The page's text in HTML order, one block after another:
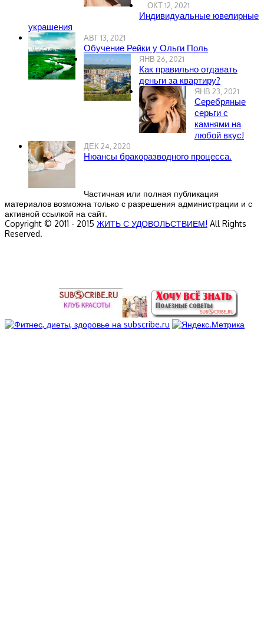
ОКТ 12, 2021
Индивидуальные ювелирные
украшения
АВГ 13, 2021
Обучение Рейки у Ольги Поль
ЯНВ 26, 2021
Как правильно отдавать
деньги за квартиру?
ЯНВ 23, 2021
Серебряные
серьги с
камнями на
любой вкус!
ДЕК 24, 2020
Нюансы бракоразводного процесса.
Частичная или полная публикация
материалов возможна только с разрешения администрации и с
активной ссылкой на сайт.
Copyright © 2011 - 2015 ЖИТЬ С УДОВОЛЬСТВИЕМ! All Rights
Reserved.